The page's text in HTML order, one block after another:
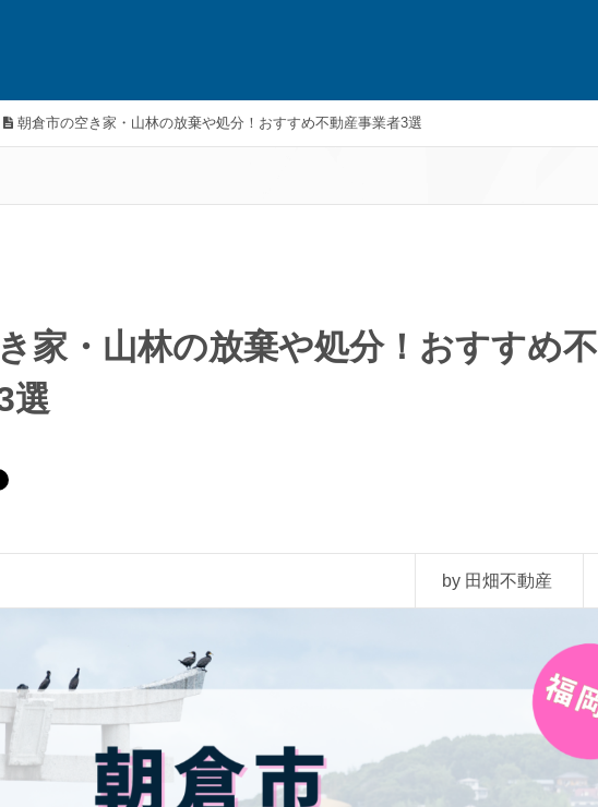
朝倉市の空き家・山林の放棄や処分！おすすめ不動産事業者3選
家・山林の放棄や処分！おすすめ不
選
by 田畑不動産